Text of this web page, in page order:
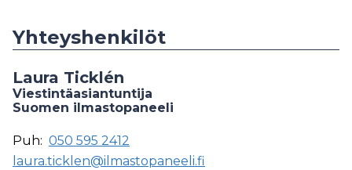
Yhteyshenkilöt
Laura Ticklén
Viestintäasiantuntija
Suomen ilmastopaneeli
Puh: 050 595 2412
laura.ticklen@ilmastopaneeli.fi